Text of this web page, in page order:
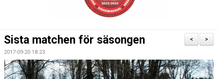
TRUPPEN
BILDGALLERI
>
<
Sista matchen för säsongen
2017-09-20 18:23